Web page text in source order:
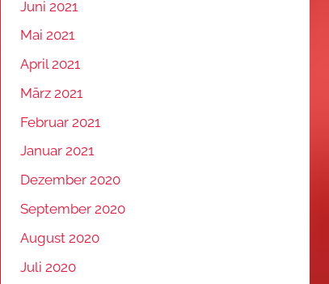
Juni 2021
Mai 2021
April 2021
März 2021
Februar 2021
Januar 2021
Dezember 2020
September 2020
August 2020
Juli 2020